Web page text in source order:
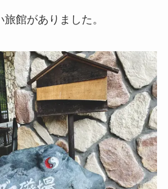
館がありました。